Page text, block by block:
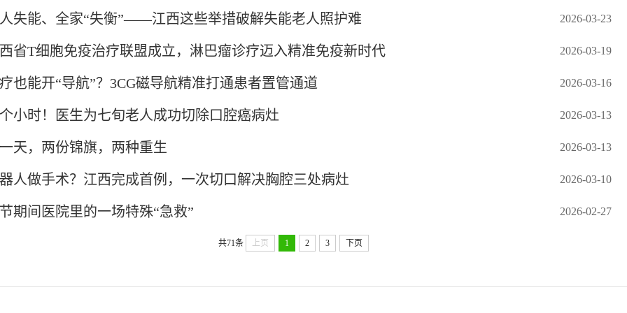
2026-03-23
失能、全家“失衡”——江西这些举措破解失能老人照护难
2026-03-19
省T细胞免疫治疗联盟成立，淋巴瘤诊疗迈入精准免疫新时代
2026-03-16
也能开“导航”？3CG磁导航精准打通患者置管通道
2026-03-13
小时！医生为七旬老人成功切除口腔癌病灶
2026-03-13
天，两份锦旗，两种重生
2026-03-10
人做手术？江西完成首例，一次切口解决胸腔三处病灶
2026-02-27
期间医院里的一场特殊“急救”
共71条 上页 1 2 3 下页